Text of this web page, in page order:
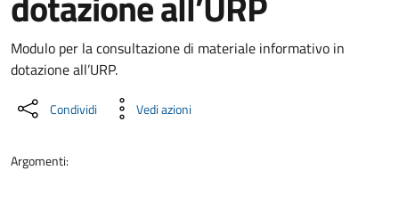
Dettaglio del documento
Modulo per la consultazione di materiale informativo in
dotazione all’URP.
Condividi Vedi azioni
Argomenti: